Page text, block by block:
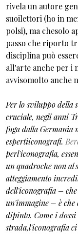
rivela un autore
suoilettori (ho in
polsi), ma chesolo
passo che riporto
disciplina può
all'arte anche per i
avvisomolto anche
Per lo sviluppo della
cruciale, negli anni
fuga dalla Germania
espertiiconografi.
perl'iconografia,
un quadroche non al
atteggiamento
dell'iconografia –
un'immagine – è
dipinto. Come i
strada,l'iconografia